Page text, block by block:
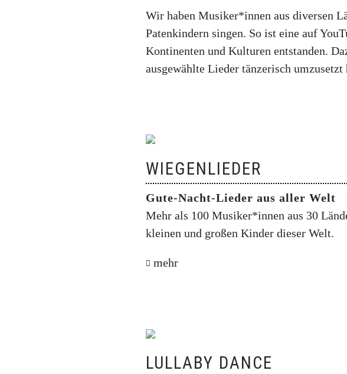
Wir haben Musiker*innen aus diversen
Patenkindern singen. So ist eine auf
Kontinenten und Kulturen entstanden.
ausgewählte Lieder tänzerisch umzusetzt
WIEGENLIEDER
Gute-Nacht-Lieder aus aller Welt
Mehr als 100 Musiker*innen aus 30
kleinen und großen Kinder dieser Welt.
mehr
LULLABY DANCE